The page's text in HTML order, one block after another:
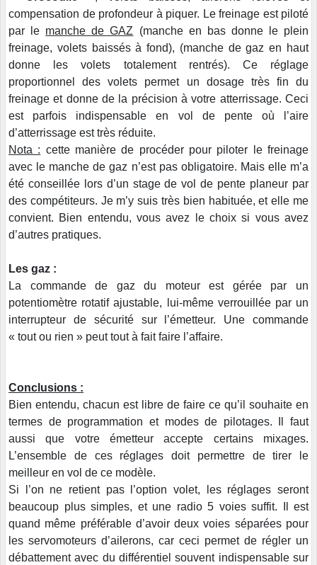
compensation de profondeur à piquer. Le freinage est piloté
par le manche de GAZ (manche en bas donne le plein
freinage, volets baissés à fond), (manche de gaz en haut
donne les volets totalement rentrés). Ce réglage
proportionnel des volets permet un dosage très fin du
freinage et donne de la précision à votre atterrissage. Ceci
est parfois indispensable en vol de pente où l’aire
d’atterrissage est très réduite.
Nota : cette manière de procéder pour piloter le freinage
avec le manche de gaz n’est pas obligatoire. Mais elle m’a
été conseillée lors d’un stage de vol de pente planeur par
des compétiteurs. Je m’y suis très bien habituée, et elle me
convient. Bien entendu, vous avez le choix si vous avez
d’autres pratiques.
Les gaz :
La commande de gaz du moteur est gérée par un
potentiomètre rotatif ajustable, lui-même verrouillée par un
interrupteur de sécurité sur l’émetteur. Une commande
« tout ou rien » peut tout à fait faire l’affaire.
Conclusions :
Bien entendu, chacun est libre de faire ce qu’il souhaite en
termes de programmation et modes de pilotages. Il faut
aussi que votre émetteur accepte certains mixages.
L’ensemble de ces réglages doit permettre de tirer le
meilleur en vol de ce modèle.
Si l’on ne retient pas l’option volet, les réglages seront
beaucoup plus simples, et une radio 5 voies suffit. Il est
quand même préférable d’avoir deux voies séparées pour
les servomoteurs d’ailerons, car ceci permet de régler un
débattement avec du différentiel souvent indispensable sur